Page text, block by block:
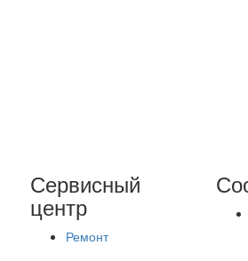
Сервисный
центр
Ремонт